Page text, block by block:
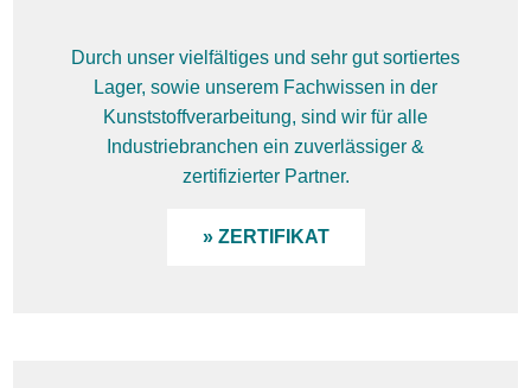
Durch unser vielfältiges und sehr gut sortiertes
Lager, sowie unserem Fachwissen in der
Kunststoffverarbeitung, sind wir für alle
Industriebranchen ein zuverlässiger &
zertifizierter Partner.
» ZERTIFIKAT